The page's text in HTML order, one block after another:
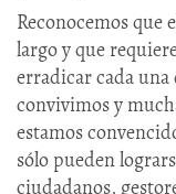
Reconocemos que
largo y que
erradicar cada una
convivimos y
estamos
sólo pueden
ciudadanos,